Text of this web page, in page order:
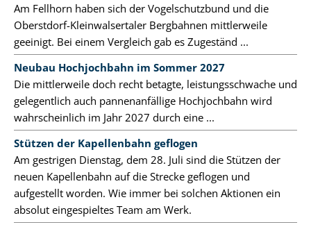
Am Fellhorn haben sich der Vogelschutzbund und die
Oberstdorf-Kleinwalsertaler Bergbahnen mittlerweile
geeinigt. Bei einem Vergleich gab es Zugeständ ...
Neubau Hochjochbahn im Sommer 2027
Die mittlerweile doch recht betagte, leistungsschwache und
gelegentlich auch pannenanfällige Hochjochbahn wird
wahrscheinlich im Jahr 2027 durch eine ...
Stützen der Kapellenbahn geflogen
Am gestrigen Dienstag, dem 28. Juli sind die Stützen der
neuen Kapellenbahn auf die Strecke geflogen und
aufgestellt worden. Wie immer bei solchen Aktionen ein
absolut eingespieltes Team am Werk.